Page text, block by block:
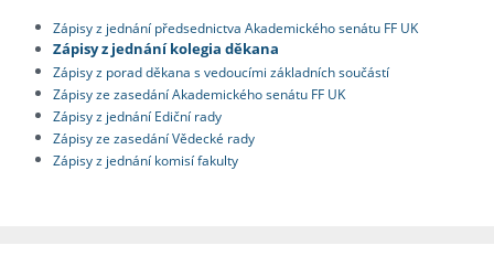
Zápisy z jednání předsednictva Akademického senátu FF UK
Zápisy z jednání kolegia děkana
Zápisy z porad děkana s vedoucími základních součástí
Zápisy ze zasedání Akademického senátu FF UK
Zápisy z jednání Ediční rady
Zápisy ze zasedání Vědecké rady
Zápisy z jednání komisí fakulty